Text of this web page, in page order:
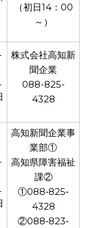
（初日14：00
～）
株式会社高知新
聞企業
088-825-
4328
高知新聞企業事
業部①
高知県障害福祉
課②
①088‐825‐
4328
②088‐823‐